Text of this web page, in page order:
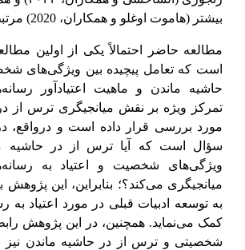
بیشتر (هاموت اوغلو و همکاران، 2020) مرتبط بوده است
مطالعه حاضر احتمالاً یکی از اولین
است که تعامل پیچیده بین ویژگی‌های
حاشیه ماندن و ماهیت اعتیادآور
تمرکز ویژه بر نقش میانجیگری ترس از
مورد بررسی قرار داده است و درواقع،
سؤال است که آیا ترس از در حاشیه
ویژگی‌های شخصیت و اعتیاد به
میانجیگری می‌کند؟؛ بنابراین، این
به توسعه ادبیات قبلی در مورد اعتیاد به
کمک می‌نماید. همچنین، در این پژوهش
شخصیتی و ترس از در حاشیه ماندن نیز